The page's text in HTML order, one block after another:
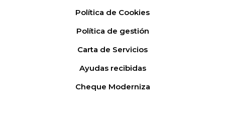
Política de Cookies
Política de gestión
Carta de Servicios
Ayudas recibidas
Cheque Moderniza